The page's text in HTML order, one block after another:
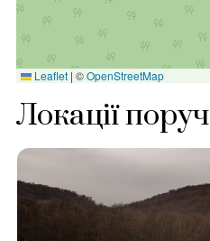
Leaflet | ©OpenStreetMap
Локації поруч